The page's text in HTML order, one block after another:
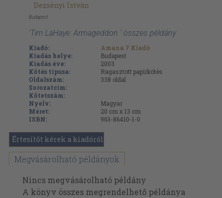
Dezsényi István
Budapest
'Tim LaHaye: Armageddon ' összes példány
Kiadó:
Amana 7 Kiadó
Kiadás helye:
Budapest
Kiadás éve:
2003
Kötés típusa:
Ragasztott papírkötés
Oldalszám:
338 oldal
Sorozatcím:
Kötetszám:
Nyelv:
Magyar
Méret:
20 cm x 13 cm
ISBN:
963-86410-1-0
Értesítőt kérek a kiadóról
Megvásárolható példányok
Nincs megvásárolható példány
A könyv összes megrendelhető példánya